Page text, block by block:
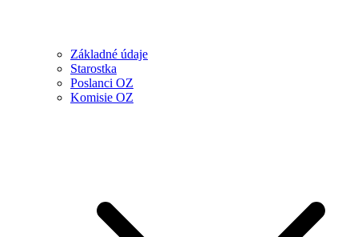
Základné údaje
Starostka
Poslanci OZ
Komisie OZ